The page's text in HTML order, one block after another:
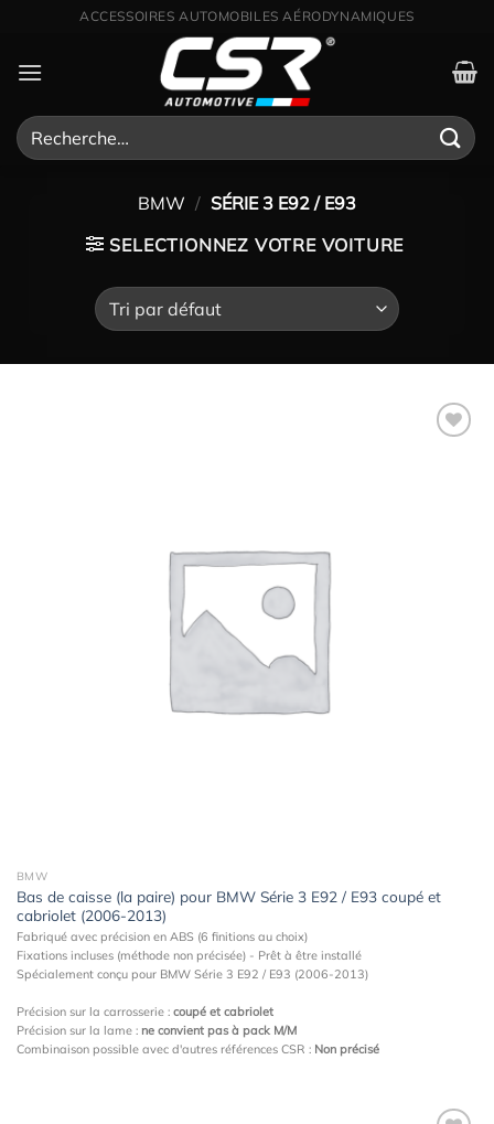
contenu
DISTRIBUTEUR OFFICIEL CSR POUR LA FRANCE
Recherche
pour :
BMW / SÉRIE 3 E92 / E93
SELECTIONNEZ VOTRE VOITURE
BMW
Bas de caisse (la paire) pour BMW Série 3 E92 / E93 coupé et
cabriolet (2006-2013)
Fabriqué avec précision en ABS (6 finitions au choix)
Fixations incluses (méthode non précisée) - Prêt à être installé
Spécialement conçu pour BMW Série 3 E92 / E93 (2006-2013)
Précision sur la carrosserie : coupé et cabriolet
Précision sur la lame : ne convient pas à pack M/M
Combinaison possible avec d'autres références CSR : Non précisé